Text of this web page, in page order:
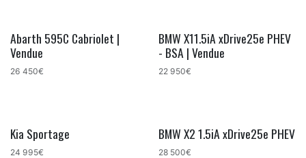
Abarth 595C Cabriolet |
Vendue
26 450€
BMW X11.5iA xDrive25e PHEV
- BSA | Vendue
22 950€
Kia Sportage
24 995€
BMW X2 1.5iA xDrive25e PHEV
28 500€